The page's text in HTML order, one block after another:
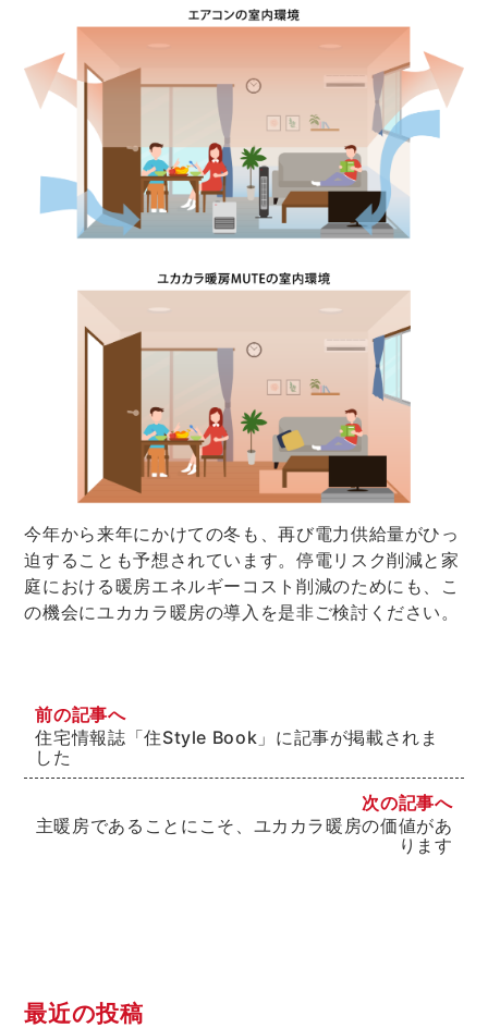
今年から来年にかけての冬も、再び電力供給量がひっ
迫することも予想されています。停電リスク削減と家
庭における暖房エネルギーコスト削減のためにも、こ
の機会にユカカラ暖房の導入を是非ご検討ください。
前の記事へ
住宅情報誌「住Style Book」に記事が掲載されま
した
次の記事へ
主暖房であることにこそ、ユカカラ暖房の価値があ
ります
最近の投稿